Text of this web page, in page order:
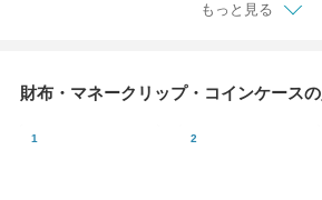
もっと見る
財布・マネークリップ・コインケース